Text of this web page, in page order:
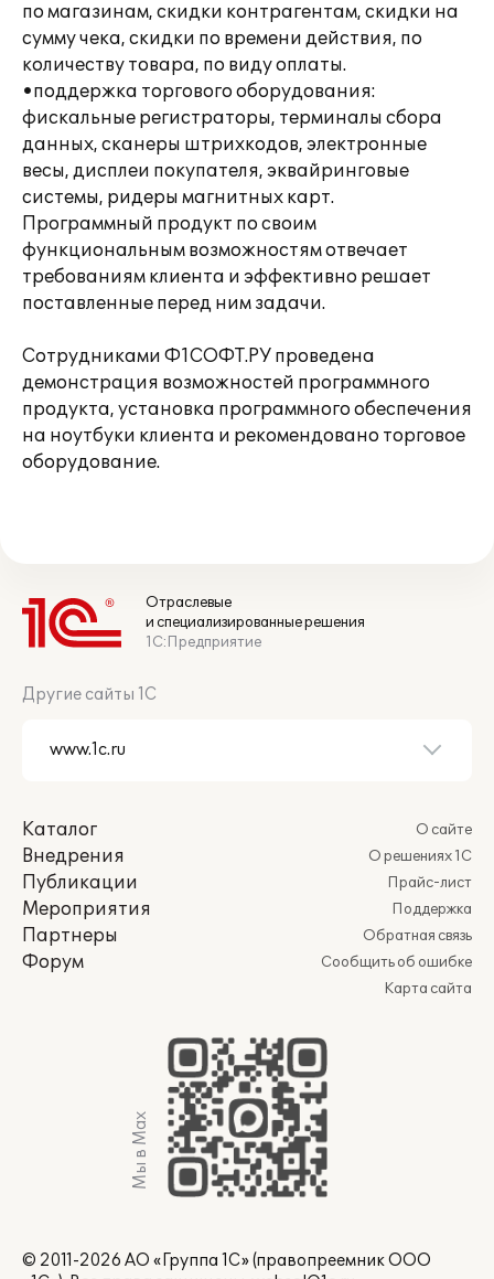
по магазинам, скидки контрагентам, скидки на
сумму чека, скидки по времени действия, по
количеству товара, по виду оплаты.
•поддержка торгового оборудования:
фискальные регистраторы, терминалы сбора
данных, сканеры штрихкодов, электронные
весы, дисплеи покупателя, эквайринговые
системы, ридеры магнитных карт.
Программный продукт по своим
функциональным возможностям отвечает
требованиям клиента и эффективно решает
поставленные перед ним задачи.
Сотрудниками Ф1СОФТ.РУ проведена
демонстрация возможностей программного
продукта, установка программного обеспечения
на ноутбуки клиента и рекомендовано торговое
оборудование.
Отраслевые
и специализированные решения
1С:Предприятие
Другие сайты 1С
Каталог
Внедрения
Публикации
Мероприятия
Партнеры
Форум
О сайте
О решениях 1С
Прайс-лист
Поддержка
Обратная связь
Сообщить об ошибке
Карта сайта
Мы в Max
© 2011-2026 АО «Группа 1С» (правопреемник ООО